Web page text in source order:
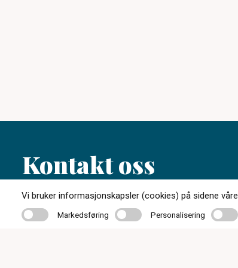
Kontakt oss
38 02 34 27
Vi bruker informasjonskapsler (cookies) på sidene
MarkedsføringMarkedsføring PersonaliseringPersonalisering Analyse